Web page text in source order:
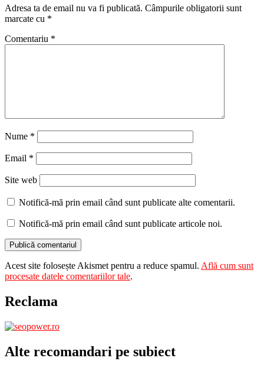
Adresa ta de email nu va fi publicată. Câmpurile obligatorii sunt
marcate cu *
Comentariu *
Nume *
Email *
Site web
Notifică-mă prin email când sunt publicate alte comentarii.
Notifică-mă prin email când sunt publicate articole noi.
Acest site folosește Akismet pentru a reduce spamul. Află cum sunt
procesate datele comentariilor tale.
Reclama
Alte recomandari pe subiect